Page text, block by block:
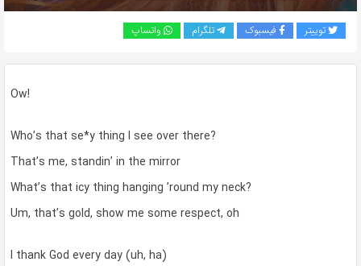
توییتر فیسبوک تلگرام واتساپ
Ow!
Who’s that se*y thing I see over there?
That’s me, standin’ in the mirror
What’s that icy thing hanging ’round my neck?
Um, that’s gold, show me some respect, oh
I thank God every day (uh, ha)